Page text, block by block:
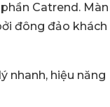
Catrend. Màn
đông đảo khách
nhanh, hiệu năng